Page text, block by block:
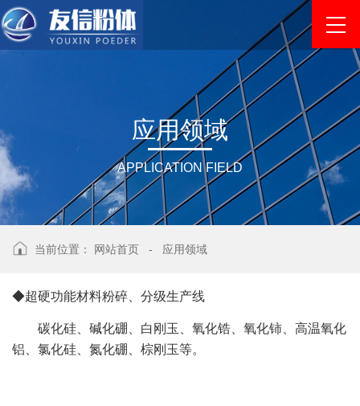
应用领域
APPLICATION FIELD
当前位置： 网站首页 - 应用领域
◆超硬功能材料粉碎、分级生产线
碳化硅、碱化硼、白刚玉、氧化锆、氧化铈、高温氧化
铝、氯化硅、氮化硼、棕刚玉等。